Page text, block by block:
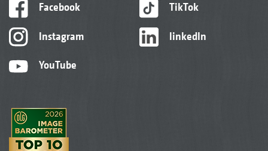
Facebook
Instagram
YouTube
TikTok
linkedIn